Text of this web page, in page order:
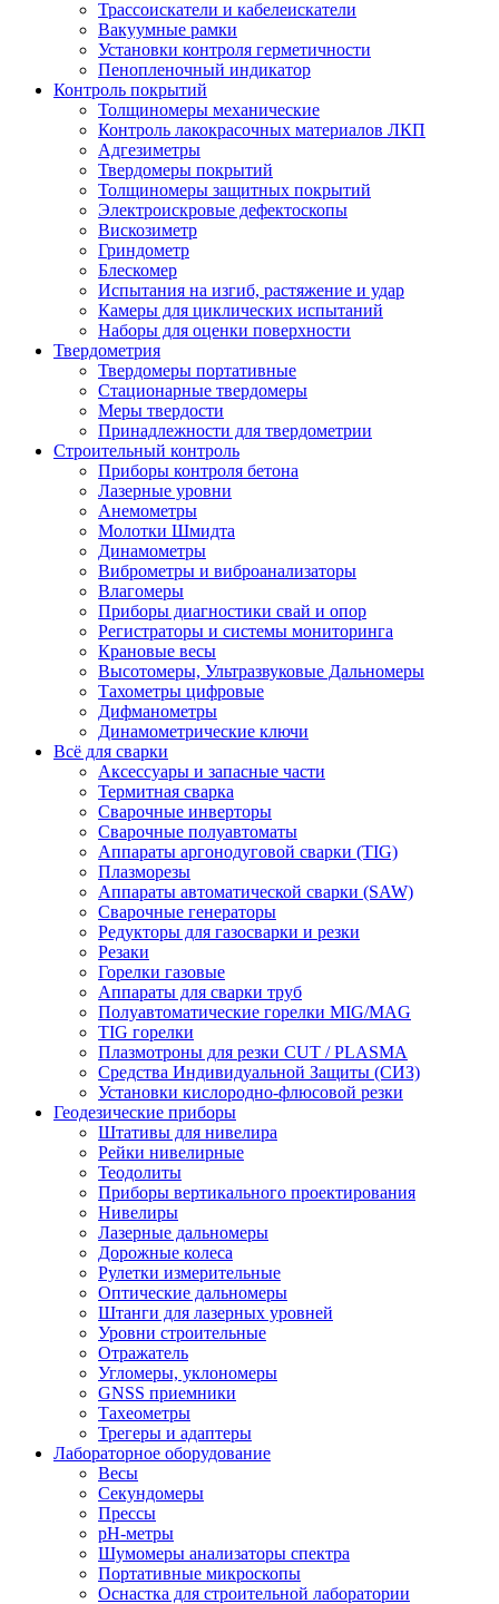
Трассоискатели и кабелеискатели
Вакуумные рамки
Установки контроля герметичности
Пенопленочный индикатор
Контроль покрытий
Толщиномеры механические
Контроль лакокрасочных материалов ЛКП
Адгезиметры
Твердомеры покрытий
Толщиномеры защитных покрытий
Электроискровые дефектоскопы
Вискозиметр
Гриндометр
Блескомер
Испытания на изгиб, растяжение и удар
Камеры для циклических испытаний
Наборы для оценки поверхности
Твердометрия
Твердомеры портативные
Стационарные твердомеры
Меры твердости
Принадлежности для твердометрии
Строительный контроль
Приборы контроля бетона
Лазерные уровни
Анемометры
Молотки Шмидта
Динамометры
Виброметры и виброанализаторы
Влагомеры
Приборы диагностики свай и опор
Регистраторы и системы мониторинга
Крановые весы
Высотомеры, Ультразвуковые Дальномеры
Тахометры цифровые
Дифманометры
Динамометрические ключи
Всё для сварки
Аксессуары и запасные части
Термитная сварка
Сварочные инверторы
Сварочные полуавтоматы
Аппараты аргонодуговой сварки (TIG)
Плазморезы
Аппараты автоматической сварки (SAW)
Сварочные генераторы
Редукторы для газосварки и резки
Резаки
Горелки газовые
Аппараты для сварки труб
Полуавтоматические горелки MIG/MAG
TIG горелки
Плазмотроны для резки CUT / PLASMA
Средства Индивидуальной Защиты (СИЗ)
Установки кислородно-флюсовой резки
Геодезические приборы
Штативы для нивелира
Рейки нивелирные
Теодолиты
Приборы вертикального проектирования
Нивелиры
Лазерные дальномеры
Дорожные колеса
Рулетки измерительные
Оптические дальномеры
Штанги для лазерных уровней
Уровни строительные
Отражатель
Угломеры, уклономеры
GNSS приемники
Тахеометры
Трегеры и адаптеры
Лабораторное оборудование
Весы
Секундомеры
Прессы
pH-метры
Шумомеры анализаторы спектра
Портативные микроскопы
Оснастка для строительной лаборатории